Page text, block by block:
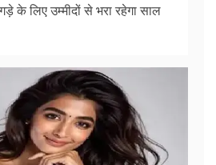
के लिए उम्‍मीदों से भरा रहेगा साल